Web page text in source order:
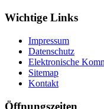
Wichtige Links
Impressum
Datenschutz
Elektronische
Sitemap
Kontakt
Öffnungszeiten